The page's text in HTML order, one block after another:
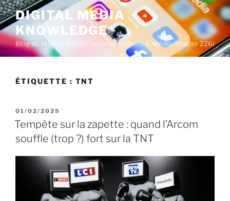
A
l
l
e
r
DIGITAL MEDIA
KNOWLEDGE
Blog du Master SIREN Parcours Télécom & Média (Master 226)
ÉTIQUETTE : TNT
P
U
B
L
É
01/02/2025
Tempête sur la zapette : quand l’Arcom
souffle (trop ?) fort sur la TNT